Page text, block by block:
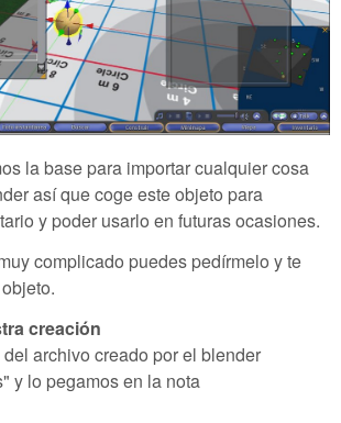
la base para importar cualquier cosa
así que coge este objeto para
y poder usarlo en futuras ocasiones.
complicado puedes pedírmelo y te
creación
archivo creado por el blender
y lo pegamos en la nota